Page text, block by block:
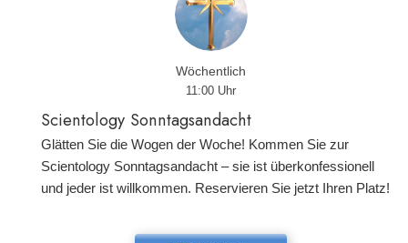
Wöchentlich
11:00 Uhr
Scientology Sonntagsandacht
Glätten Sie die Wogen der Woche! Kommen Sie zur
Scientology Sonntagsandacht – sie ist überkonfessionell
und jeder ist willkommen. Reservieren Sie jetzt Ihren Platz!